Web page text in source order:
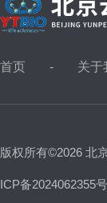
首页 关于
版权所有©2026 北
ICP备2024062355